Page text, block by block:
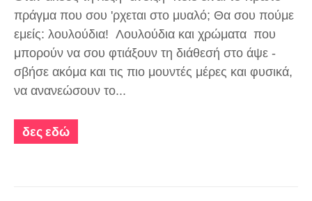
πράγμα που σου 'ρχεται στο μυαλό; Θα σου πούμε
εμείς: λουλούδια! Λουλούδια και χρώματα που
μπορούν να σου φτιάξουν τη διάθεσή στο άψε -
σβήσε ακόμα και τις πιο μουντές μέρες και φυσικά,
να ανανεώσουν το...
δες εδώ